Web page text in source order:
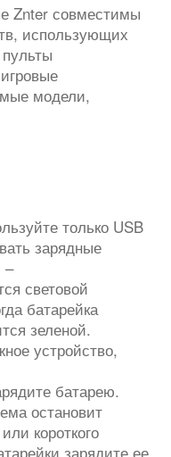
Znter совместимы
использующих
модели,
только USB
зарядные
–
световой
батарейка
зеленой.
устройство,
батарею.
остановит
короткого
зарядите ее